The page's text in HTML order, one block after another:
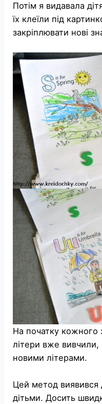
Потім я видавала
їх клеїли під
закріплювати нові
На початку кожного
літери вже вивчили,
новими літерами.
Цей метод
дітьми. Досить